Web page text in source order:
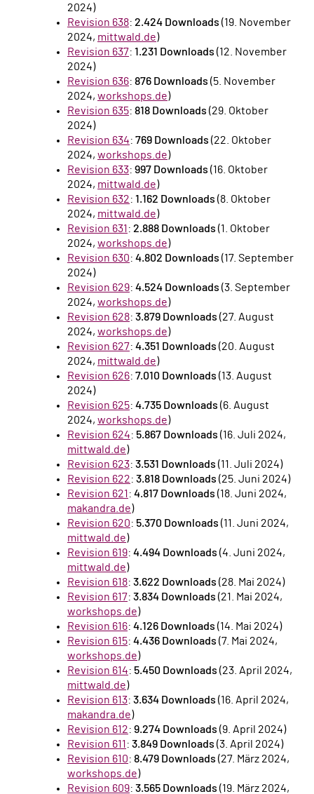
2024)
Revision 638: 2.424 Downloads (19. November
2024, mittwald.de)
Revision 637: 1.231 Downloads (12. November
2024)
Revision 636: 876 Downloads (5. November
2024, workshops.de)
Revision 635: 818 Downloads (29. Oktober
2024)
Revision 634: 769 Downloads (22. Oktober
2024, workshops.de)
Revision 633: 997 Downloads (16. Oktober
2024, mittwald.de)
Revision 632: 1.162 Downloads (8. Oktober
2024, mittwald.de)
Revision 631 : 2.888 Downloads (1. Oktober
2024, workshops.de)
Revision 630: 4.802 Downloads (17. September
2024)
Revision 629: 4.524 Downloads (3. September
2024, workshops.de)
Revision 628: 3.879 Downloads (27. August
2024, workshops.de)
Revision 627: 4.351 Downloads (20. August
2024, mittwald.de)
Revision 626: 7.010 Downloads (13. August
2024)
Revision 625: 4.735 Downloads (6. August
2024, workshops.de)
Revision 624: 5.867 Downloads (16. Juli 2024,
mittwald.de)
Revision 623: 3.531 Downloads (11. Juli 2024)
Revision 622: 3.818 Downloads (25. Juni 2024)
Revision 621 : 4.817 Downloads (18. Juni 2024,
makandra.de)
Revision 620: 5.370 Downloads (11. Juni 2024,
mittwald.de)
Revision 619: 4.494 Downloads (4. Juni 2024,
mittwald.de)
Revision 618: 3.622 Downloads (28. Mai 2024)
Revision 617: 3.834 Downloads (21. Mai 2024,
workshops.de)
Revision 616: 4.126 Downloads (14. Mai 2024)
Revision 615: 4.436 Downloads (7. Mai 2024,
workshops.de)
Revision 614: 5.450 Downloads (23. April 2024,
mittwald.de)
Revision 613: 3.634 Downloads (16. April 2024,
makandra.de)
Revision 612: 9.274 Downloads (9. April 2024)
Revision 611 : 3.849 Downloads (3. April 2024)
Revision 610: 8.479 Downloads (27. März 2024,
workshops.de)
Revision 609: 3.565 Downloads (19. März 2024,